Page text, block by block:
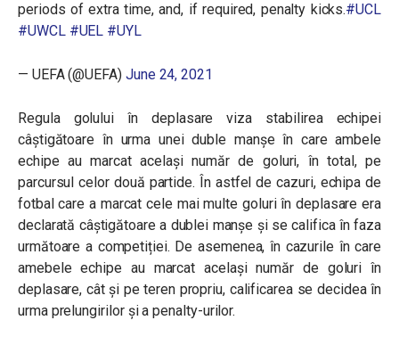
periods of extra time, and, if required, penalty kicks.#UCL
#UWCL #UEL #UYL
— UEFA (@UEFA) June 24, 2021
Regula golului în deplasare viza stabilirea echipei
câștigătoare în urma unei duble manșe în care ambele
echipe au marcat același număr de goluri, în total, pe
parcursul celor două partide. În astfel de cazuri, echipa de
fotbal care a marcat cele mai multe goluri în deplasare era
declarată câștigătoare a dublei manșe și se califica în faza
următoare a competiției. De asemenea, în cazurile în care
amebele echipe au marcat același număr de goluri în
deplasare, cât și pe teren propriu, calificarea se decidea în
urma prelungirilor și a penalty-urilor.